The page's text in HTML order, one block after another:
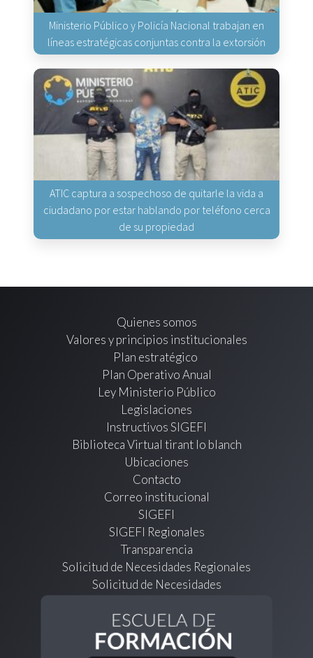
Ministerio Público y Policía Nacional trabajan en
líneas estratégicas conjuntas contra la extorsión
ATIC captura a sospechoso de quitarle la vida a
ciudadano por estar hablando por teléfono cerca
de su propiedad
Quienes somos
Valores y principios institucionales
Plan estratégico
Plan Operativo Anual
Ley Ministerio Público
Legislaciones
Instructivos SIGEFI
Biblioteca Virtual tirant lo blanch
Ubicaciones
Contacto
Correo institucional
SIGEFI
SIGEFI Regionales
Transparencia
Solicitud de Necesidades Regionales
Solicitud de Necesidades